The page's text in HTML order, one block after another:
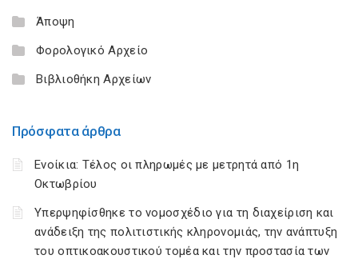
Άποψη
Φορολογικό Αρχείο
Βιβλιοθήκη Αρχείων
Πρόσφατα άρθρα
Ενοίκια: Τέλος οι πληρωμές με μετρητά από 1η
Οκτωβρίου
Υπερψηφίσθηκε το νομοσχέδιο για τη διαχείριση και
ανάδειξη της πολιτιστικής κληρονομιάς, την ανάπτυξη
του οπτικοακουστικού τομέα και την προστασία των